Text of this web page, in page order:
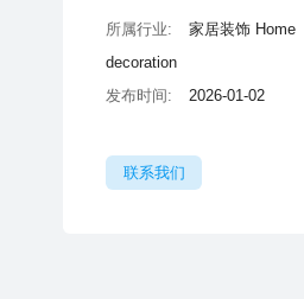
所属行业:
decoration
发布时间: 2026-01-02
联系我们